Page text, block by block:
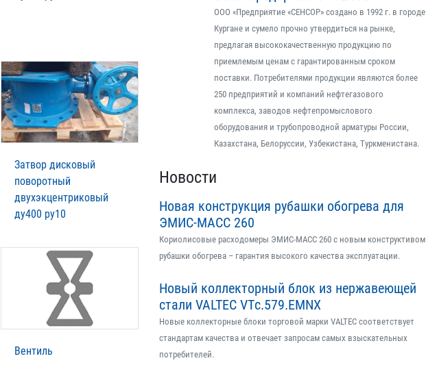
Затвор дисковый
поворотный
двухэкцентриковый
ду400 ру10
Вентиль
ООО «Предприятие «СЕНСОР» создано в 1992 г. в городе
Кургане и сумело прочно утвердиться на рынке,
предлагая высококачественную продукцию по
приемлемым ценам с гарантированным сроком
поставки. Потребителями продукции являются более
250 предприятий и компаний нефтегазового
комплекса, заводов нефтепромыслового
оборудования и трубопроводной арматуры России,
Казахстана, Белоруссии, Узбекистана, Туркменистана.
Новости
Новая конструкция рубашки обогрева для
ЭМИС-МАСС 260
Кориолисовые расходомеры ЭМИС-МАСС 260 с новым конструктивом
рубашки обогрева – гарантия высокого качества эксплуатации.
Новый коллекторный блок из нержавеющей
стали VALTEC VTс.579.EMNX
Новые коллекторные блоки торговой марки VALTEC соответствует
стандартам качества и отвечает запросам самых взыскательных
потребителей.